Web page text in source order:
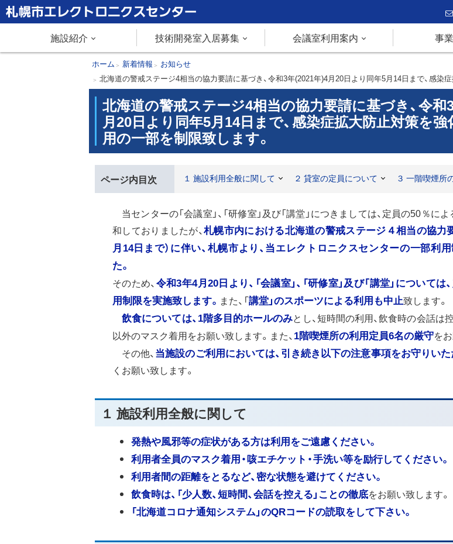
本
文
メ
札幌市エレクトロニクスセンター
施設紹介 技術開発室入居募集 会議室利用案内 事
現
在
位
層
ホーム 新着情報
お知らせ
北海道の警戒ステージ4相当の協力要請に基づき、令和3年(2021年)4月20日より同年5月14日まで、感染
北海道の警戒ステージ4相当の協力要請に基づき、令和
月20日より同年5月14日まで、感染症拡大防止対策を強
用の一部を制限致します。
ページ内目次 １ 施設利用全般に関して ２ 貸室の定員について ３ 一階喫煙所
当センターの「会議室」、「研修室」及び「講堂」につきましては、定員の50％に
和しておりましたが、札幌市内における北海道の警戒ステージ４相当の協力
月14日まで）に伴い、札幌市より、当エレクトロニクスセンターの一部利
た。
そのため、令和3年4月20日より、「会議室」、「研修室」及び「講堂」について
用制限を実施致します。 また、「講堂」のスポーツによる利用も中止致します。
飲食については、1階多目的ホールのみとし、短時間の利用、飲食時の会話は
以外のマスク着用をお願い致します。また、1階喫煙所の利用定員6名の厳守を
その他、当施設のご利用においては、引き続き以下の注意事項をお守りい
くお願い致します。
１ 施設利用全般に関して
発熱や風邪等の症状がある方は利用をご遠慮ください。
利用者全員のマスク着用・咳エチケット・手洗い等を励行してください。
利用者間の距離をとるなど、密な状態を避けてください。
飲食時は、「少人数、短時間、会話を控える」ことの徹底をお願い致します。
「北海道コロナ通知システム」のQRコードの読取をして下さい。